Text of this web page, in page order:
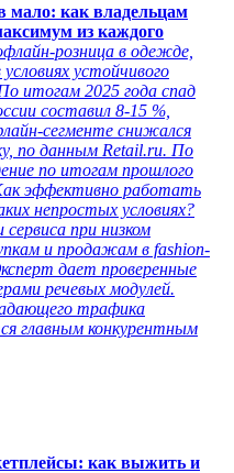
мало: как владельцам
из каждого
розница в одежде,
устойчивого
итогам 2025 года спад
составил 8-15 %,
сегменте снижался
по данным Retail.ru. По
по итогам прошлого
эффективно работать
непростых условиях?
при низком
и продажам в fashion-
дает проверенные
речевых модулей.
трафика
главным конкурентным
как выжить и